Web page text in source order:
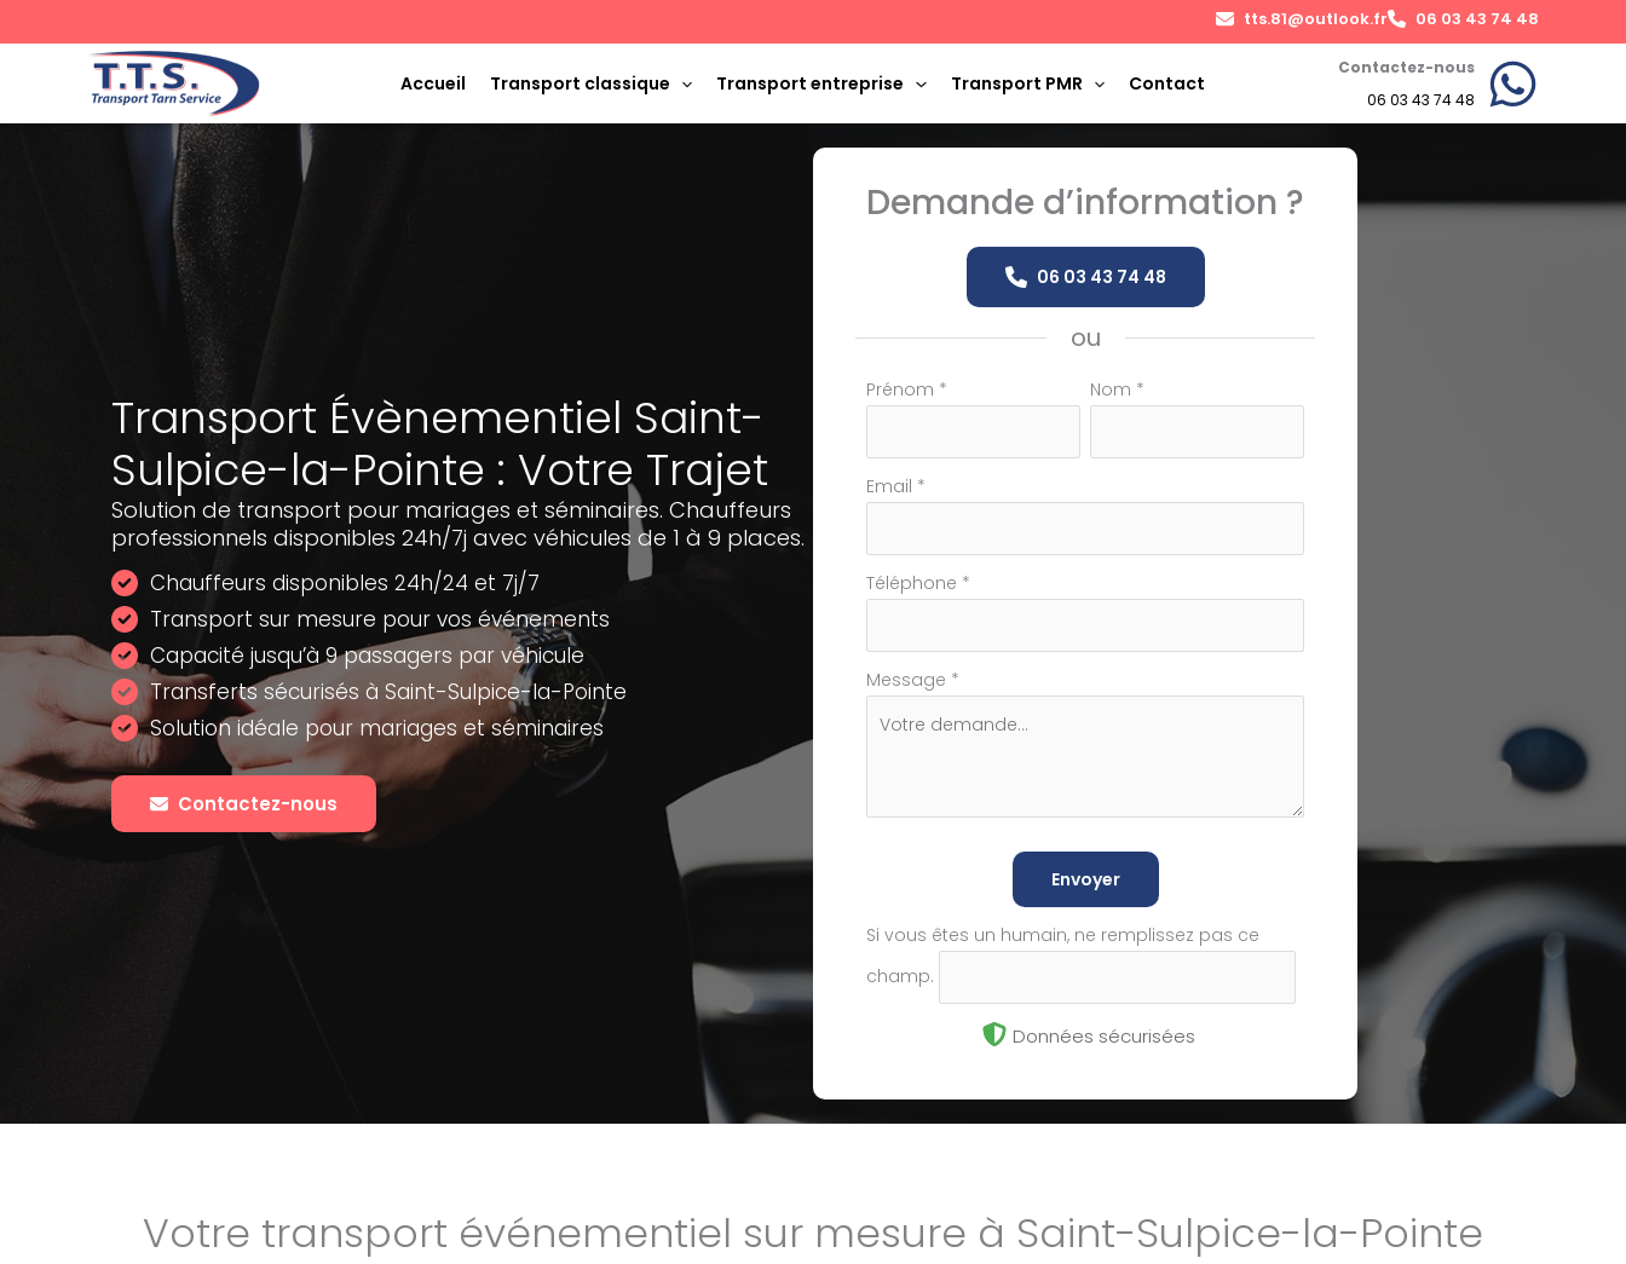
au
tts.81@outlook.fr 06 03 43 74 48
Accueil Transport classique Transport entreprise Transport PMR Contact
Contactez-nous
06 03 43 74 48
Transport Évènementiel Saint-
Sulpice-la-Pointe : Votre Trajet
Solution de transport pour mariages et séminaires. Chauffeurs
professionnels disponibles 24h/7j avec véhicules de 1 à 9 places.
Chauffeurs disponibles 24h/24 et 7j/7
Transport sur mesure pour vos événements
Capacité jusqu’à 9 passagers par véhicule
Transferts sécurisés à Saint-Sulpice-la-Pointe
Solution idéale pour mariages et séminaires
Contactez-nous
Demande d’information ?
06 03 43 74 48
ou
Formulaire
téléphone
Prénom * Nom *
Email *
Téléphone *
Message *
Envoyer
Si vous êtes un humain, ne remplissez pas ce
champ.
Données sécurisées
Votre transport événementiel sur mesure à Saint-Sulpice-la-Pointe